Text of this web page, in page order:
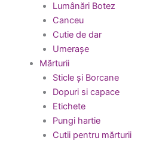
Lumânări Botez
Canceu
Cutie de dar
Umerașe
Mărturii
Sticle și Borcane
Dopuri si capace
Etichete
Pungi hartie
Cutii pentru mărturii